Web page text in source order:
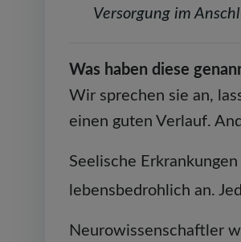
Versorgung im
Was haben diese
Wir sprechen sie an,
einen guten Verlauf.
Seelische
lebensbedrohlich an.
Neurowissenschaftler